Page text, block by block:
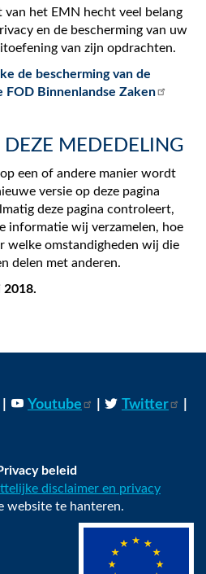
het EMN hecht veel belang
en de bescherming van uw
van zijn opdrachten.
de bescherming van de
FOD Binnenlandse Zaken
MEDEDELING
een of andere manier wordt
versie op deze pagina
deze pagina controleert,
informatie wij verzamelen, hoe
welke omstandigheden wij die
delen met anderen.
2018.
Youtube Twitter
beleid
disclaimer en privacy
website te hanteren.